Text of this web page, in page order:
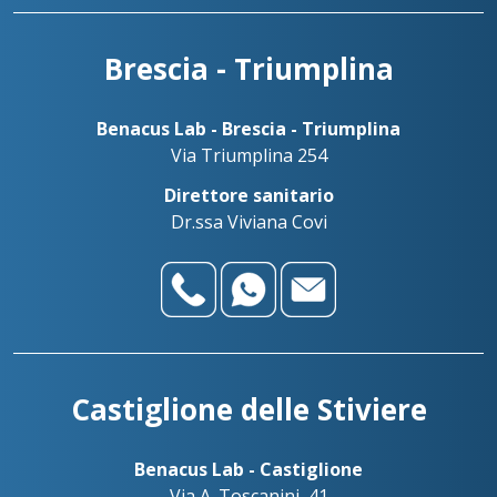
Brescia - Triumplina
Benacus Lab - Brescia - Triumplina
Via Triumplina 254
Direttore sanitario
Dr.ssa Viviana Covi
Castiglione delle Stiviere
Benacus Lab - Castiglione